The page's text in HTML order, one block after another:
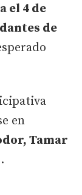
el 4 de
de
en
Tamar